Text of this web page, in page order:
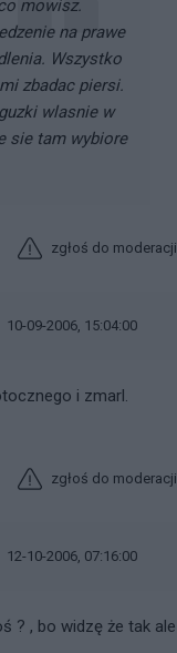
mowisz.
na prawe
Wszystko
zbadac piersi.
wlasnie w
sie tam wybiore
zgłoś do moderacji
10-09-2006, 15:04:00
i zmarl.
zgłoś do moderacji
12-10-2006, 07:16:00
? , bo widzę że tak ale